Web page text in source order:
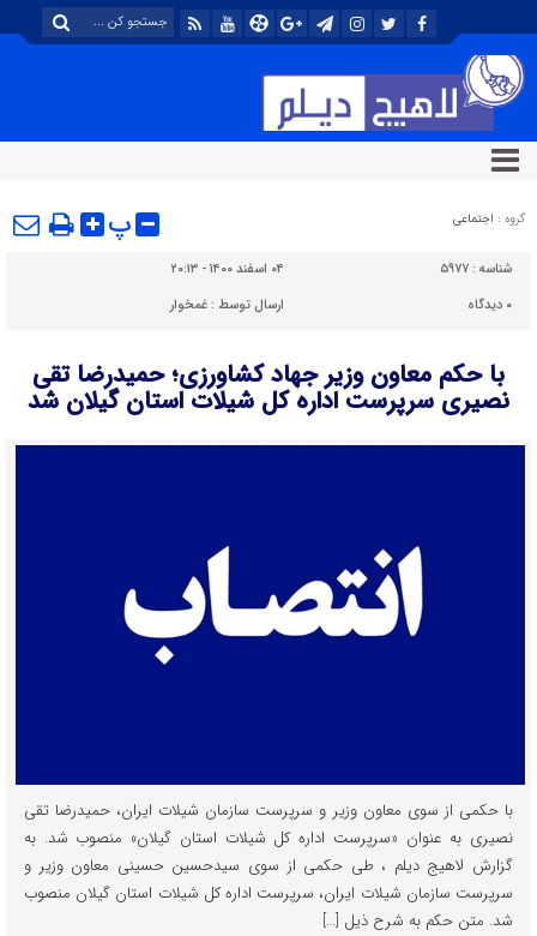
گروه : اجتماعی پ
شناسه : ۵۹۷۷
۰۴ اسفند ۱۴۰۰ - ۲۰:۱۳
۰ دیدگاه ارسال توسط :غمخوار
با حکم معاون وزیر جهاد کشاورزی؛ حمیدرضا تقی
نصیری سرپرست اداره کل شیلات استان گیلان شد
با حکمی از سوی معاون وزیر و سرپرست سازمان شیلات ایران، حمیدرضا تقی
نصیری به عنوان «سرپرست اداره کل شیلات استان گیلان» منصوب شد. به
گزارش لاهیج دیلم ، طی حکمی از سوی سیدحسین حسینی معاون وزیر و
سرپرست سازمان شیلات ایران، سرپرست اداره کل شیلات استان گیلان منصوب
شد. متن حکم به شرح ذیل […]